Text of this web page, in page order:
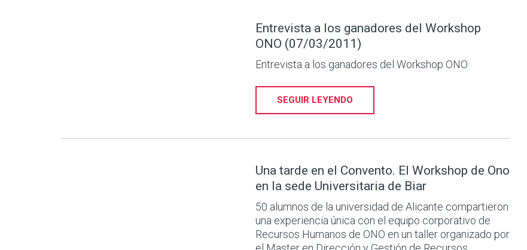
Entrevista a los ganadores del Workshop
ONO (07/03/2011)
Entrevista a los ganadores del Workshop ONO.
SEGUIR LEYENDO
Una tarde en el Convento. El Workshop de Ono
en la sede Universitaria de Biar
50 alumnos de la universidad de Alicante compartieron
una experiencia única con el equipo corporativo de
Recursos Humanos de ONO en un taller organizado por